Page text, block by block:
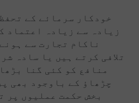
خودکار سرمائے کے
زیادہ سے زیادہ اعتماد
ناکام تجارت سے
تلافی کرتے ہیں یا سادہ
منافع کو کئی گنا
چڑھاؤ کے باوجود بھی
بخش حکمت عملیوں پر